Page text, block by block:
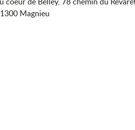
Magnieu